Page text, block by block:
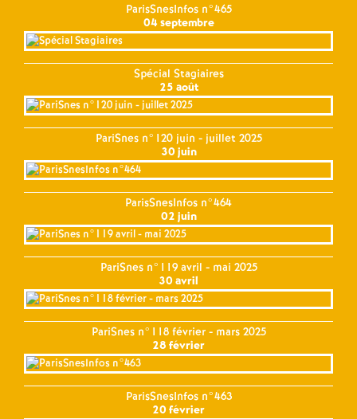
ParisSnesInfos n°465
04 septembre
Spécial Stagiaires
25 août
PariSnes n°120 juin - juillet 2025
30 juin
ParisSnesInfos n°464
02 juin
PariSnes n°119 avril - mai 2025
30 avril
PariSnes n°118 février - mars 2025
28 février
ParisSnesInfos n°463
20 février